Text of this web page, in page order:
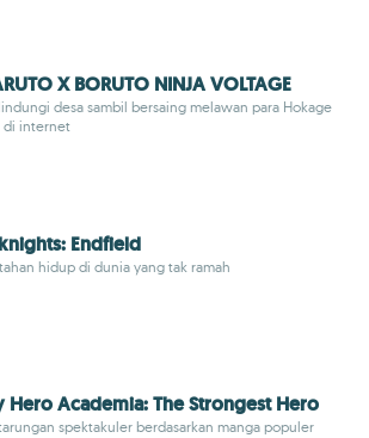
X BORUTO NINJA VOLTAGE
desa sambil bersaing melawan para Hokage
di internet
Endfield
hidup di dunia yang tak ramah
Hero Academia: The Strongest Hero
spektakuler berdasarkan manga populer